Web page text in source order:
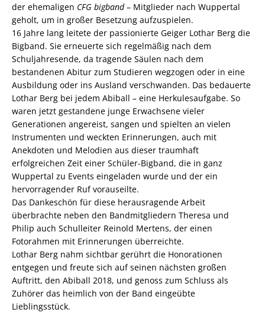
der ehemaligen CFG bigband– Mitglieder nach Wuppertal
geholt, um in großer Besetzung aufzuspielen.
16 Jahre lang leitete der passionierte Geiger Lothar Berg die
Bigband. Sie erneuerte sich regelmäßig nach dem
Schuljahresende, da tragende Säulen nach dem
bestandenen Abitur zum Studieren wegzogen oder in eine
Ausbildung oder ins Ausland verschwanden. Das bedauerte
Lothar Berg bei jedem Abiball – eine Herkulesaufgabe. So
waren jetzt gestandene junge Erwachsene vieler
Generationen angereist, sangen und spielten an vielen
Instrumenten und weckten Erinnerungen, auch mit
Anekdoten und Melodien aus dieser traumhaft
erfolgreichen Zeit einer Schüler-Bigband, die in ganz
Wuppertal zu Events eingeladen wurde und der ein
hervorragender Ruf vorauseilte.
Das Dankeschön für diese herausragende Arbeit
überbrachte neben den Bandmitgliedern Theresa und
Philip auch Schulleiter Reinold Mertens, der einen
Fotorahmen mit Erinnerungen überreichte.
Lothar Berg nahm sichtbar gerührt die Honorationen
entgegen und freute sich auf seinen nächsten großen
Auftritt, den Abiball 2018, und genoss zum Schluss als
Zuhörer das heimlich von der Band eingeübte
Lieblingsstück.